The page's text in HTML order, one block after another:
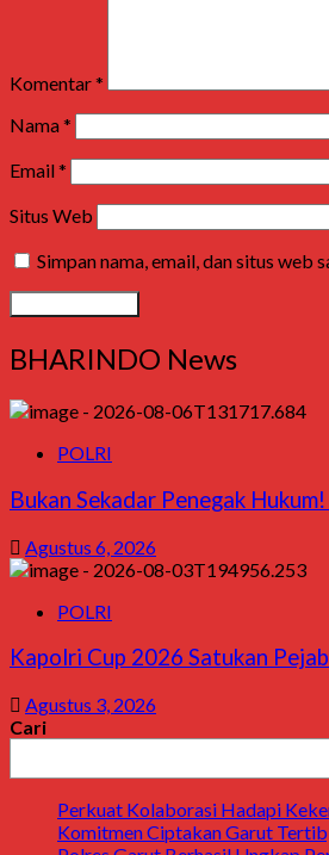
Komentar*
Nama*
Email*
Situs Web
Simpan nama, email, dan situs
BHARINDO News
POLRI
Bukan Sekadar Penegak
Agustus 6, 2026
POLRI
Kapolri Cup 2026 Satukan
Agustus 3, 2026
Cari
Perkuat Kolaborasi Hadapi
Komitmen Ciptakan Garut